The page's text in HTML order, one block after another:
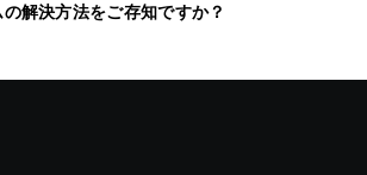
解決方法をご存知ですか？